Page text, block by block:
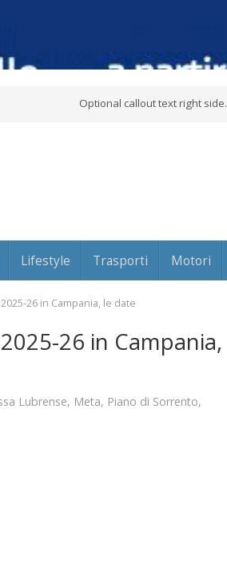
Optional callout text right side.
Lifestyle Trasporti Motori
26 in Campania, le date
26 in Campania,
Lubrense, Meta, Piano di Sorrento,